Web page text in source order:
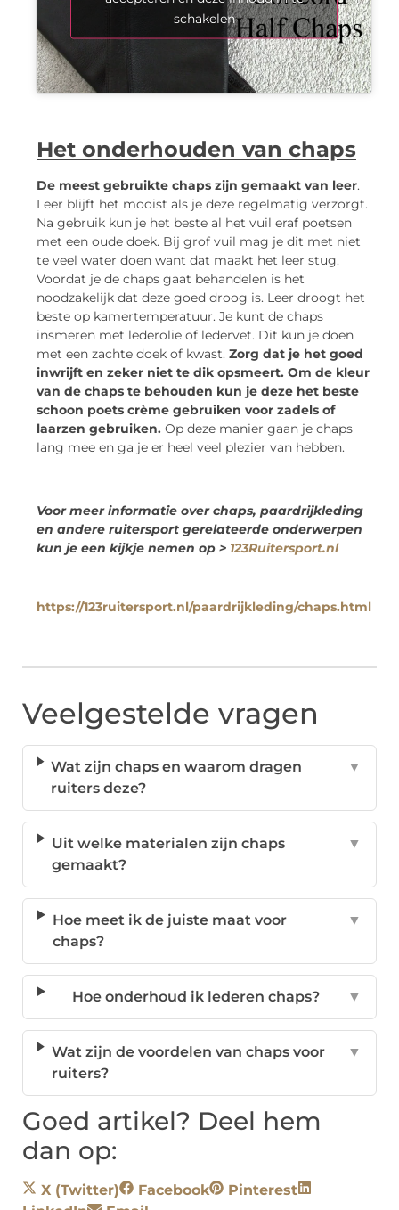
schakelen
Het onderhouden van chaps
De meest gebruikte chaps zijn gemaakt van leer.
Leer blijft het mooist als je deze regelmatig verzorgt.
Na gebruik kun je het beste al het vuil eraf poetsen
met een oude doek. Bij grof vuil mag je dit met niet
te veel water doen want dat maakt het leer stug.
Voordat je de chaps gaat behandelen is het
noodzakelijk dat deze goed droog is. Leer droogt het
beste op kamertemperatuur. Je kunt de chaps
insmeren met lederolie of ledervet. Dit kun je doen
met een zachte doek of kwast. Zorg dat je het goed
inwrijft en zeker niet te dik opsmeert. Om de kleur
van de chaps te behouden kun je deze het beste
schoon poets crème gebruiken voor zadels of
laarzen gebruiken. Op deze manier gaan je chaps
lang mee en ga je er heel veel plezier van hebben.
Voor meer informatie over chaps, paardrijkleding
en andere ruitersport gerelateerde onderwerpen
kun je een kijkje nemen op > 123Ruitersport.nl
https://123ruitersport.nl/paardrijkleding/chaps.html
Veelgestelde vragen
Wat zijn chaps en waarom dragen
ruiters deze?
▼
Uit welke materialen zijn chaps
gemaakt?
▼
Hoe meet ik de juiste maat voor
chaps?
▼
Hoe onderhoud ik lederen chaps? ▼
Wat zijn de voordelen van chaps voor
ruiters?
▼
Goed artikel? Deel hem
dan op:
X (Twitter) Facebook
Pinterest